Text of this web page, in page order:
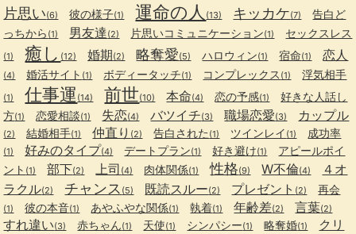
片思い(6) 彼の様子(1) 運命の人 (13) キッカケ(7)
告白ど
っちから (1) 男友達(2) 片思いコミュニケーション(1) セックスレス
(1) 癒し (12) 婚期(2) 略奪愛(5) ハロウィン(1) 宿命(1) 恋人
(4) 婚活サイト (1) ボディータッチ(1) コンプレックス (1) 浮気相手
(1) 仕事運 (14) 前世(10) 本命(4) 恋の予感(1)
好きな人話し
方(1) 恋愛相談(1) 失恋(4) バツイチ(3) 職場恋愛(3) カップル
(2) 結婚相手(1) 仲直り (2) 告白された (1) ツインレイ (1) 成功率
(1) 好みのタイプ(4) デートプラン(1) 好き避け(1)
アピールポイ
ント (1) 部下(2) 上司 (4) 肉体関係(1) 性格(9) W不倫(4)
４オ
ラクル(2) チャンス (5) 既読スルー(2) プレゼント (2) 再会
(1) 彼の本音(1) あやふやな関係(1) 執着(1) 年齢差(2) 言葉(2)
すれ違い(3) 赤ちゃん(1) 天使(1) シンパシー(1) 略奪婚(1)
クリ